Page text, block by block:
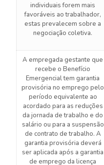
individuais forem mais
favoráveis ao trabalhador,
estas prevalecem sobre a
negociação coletiva.
A empregada gestante que
recebe o Benefício
Emergencial tem garantia
provisória no emprego pelo
período equivalente ao
acordado para as reduções
da jornada de trabalho e do
salário ou para a suspensão
de contrato de trabalho. A
garantia provisória deverá
ser aplicada após a garantia
de emprego da licença